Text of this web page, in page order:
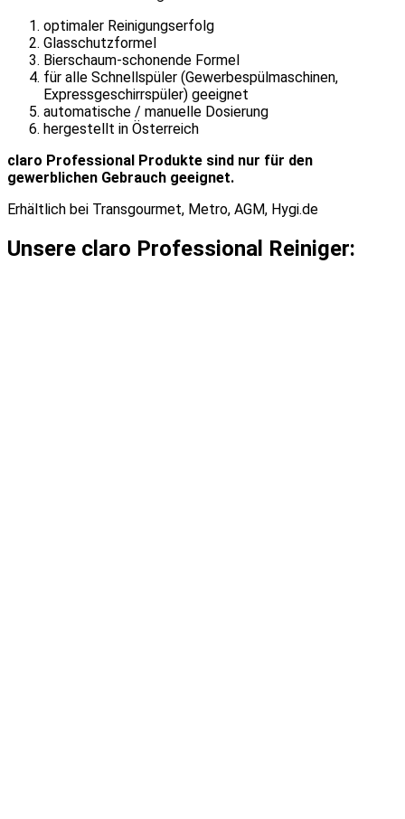
optimaler Reinigungserfolg
Glasschutzformel
Bierschaum-schonende Formel
für alle Schnellspüler (Gewerbespülmaschinen,
Expressgeschirrspüler) geeignet
automatische / manuelle Dosierung
hergestellt in Österreich
claro Professional Produkte sind nur für den
gewerblichen Gebrauch geeignet.
Erhältlich bei Transgourmet, Metro, AGM, Hygi.de
Unsere claro Professional Reiniger: